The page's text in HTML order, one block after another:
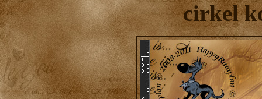
cirkel